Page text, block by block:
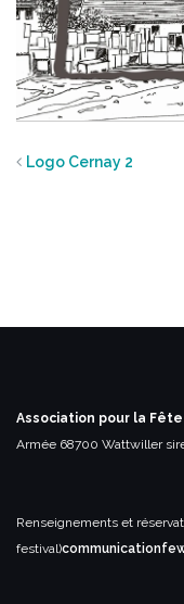
Logo Cernay 2
Association pour la
Armée 68700 Wattwiller
Renseignements et
festival)